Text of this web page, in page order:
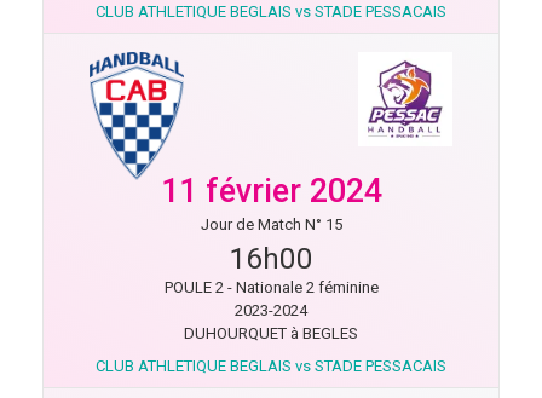
CLUB ATHLETIQUE BEGLAIS vs STADE PESSACAIS
11 février 2024
Jour de Match N° 15
16h00
POULE 2 - Nationale 2 féminine
2023-2024
DUHOURQUET à BEGLES
CLUB ATHLETIQUE BEGLAIS vs STADE PESSACAIS